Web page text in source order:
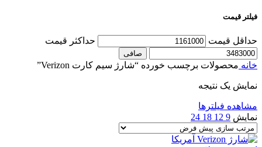
فیلتر قیمت
حداقل قیمت حداكثر قيمت
صافی
خانه محصولات برچسب خورده “شارژ سیم کارت Verizon”
نمایش یک نتیجه
مشاهده فیلترها
نمایش 9
12
18
24